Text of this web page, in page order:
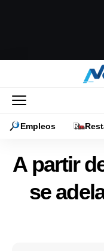
Empleos
A partir
se